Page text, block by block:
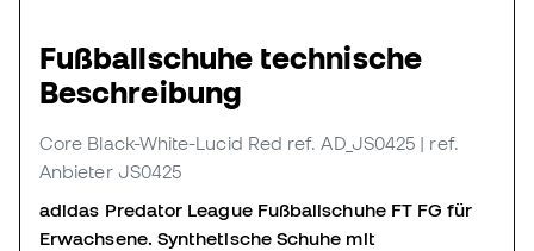
Fußballschuhe technische
Beschreibung
Core Black-White-Lucid Red ref. AD_JS0425 | ref.
Anbieter JS0425
adidas Predator League Fußballschuhe FT FG für
Erwachsene. Synthetische Schuhe mit